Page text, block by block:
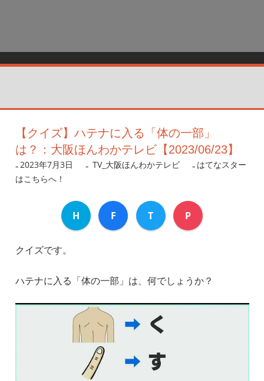
【クイズ】ハテナに入る「体の一部」
は？：大阪ほんわかテレビ【2023/06/23】
2023年7月3日 nanigoto
TV_大阪ほんわかテレビ
はてなスター
はこちらへ！
H F T P
クイズです。
ハテナに入る「体の一部」は、何でしょうか？